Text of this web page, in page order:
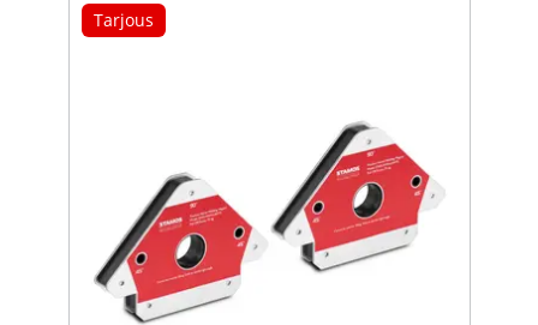
Tarjous